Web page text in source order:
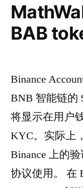
BAB
Binance
BNB 智能链的
将显示在用户
KYC。实际上
Binance 上的
协议使用。 在